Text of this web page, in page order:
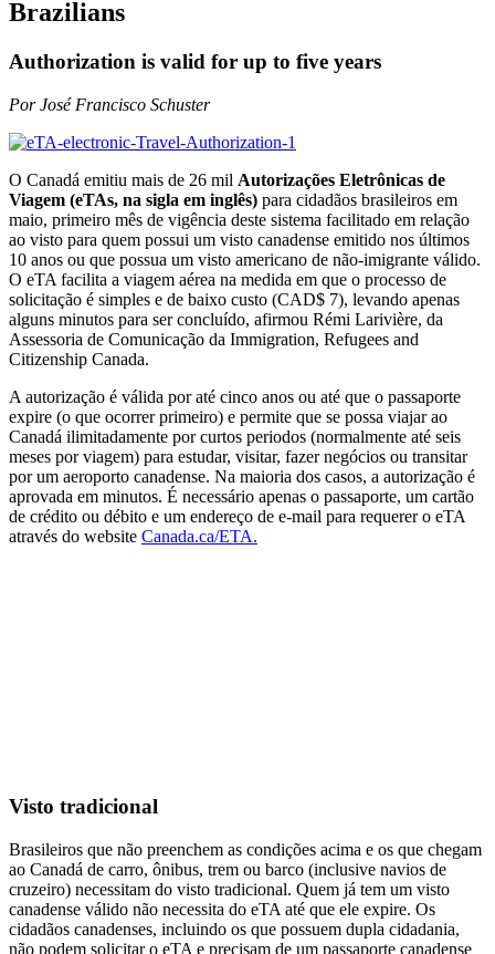
Brazilians
Authorization is valid for up to five years
Por José Francisco Schuster
O Canadá emitiu mais de 26 mil Autorizações Eletrônicas de
Viagem (eTAs, na sigla em inglês) para cidadãos brasileiros em
maio, primeiro mês de vigência deste sistema facilitado em relação
ao visto para quem possui um visto canadense emitido nos últimos
10 anos ou que possua um visto americano de não-imigrante válido.
O eTA facilita a viagem aérea na medida em que o processo de
solicitação é simples e de baixo custo (CAD$ 7), levando apenas
alguns minutos para ser concluído, afirmou Rémi Larivière, da
Assessoria de Comunicação da Immigration, Refugees and
Citizenship Canada.
A autorização é válida por até cinco anos ou até que o passaporte
expire (o que ocorrer primeiro) e permite que se possa viajar ao
Canadá ilimitadamente por curtos periodos (normalmente até seis
meses por viagem) para estudar, visitar, fazer negócios ou transitar
por um aeroporto canadense. Na maioria dos casos, a autorização é
aprovada em minutos. É necessário apenas o passaporte, um cartão
de crédito ou débito e um endereço de e-mail para requerer o eTA
através do website Canada.ca/ETA.
Visto tradicional
Brasileiros que não preenchem as condições acima e os que chegam
ao Canadá de carro, ônibus, trem ou barco (inclusive navios de
cruzeiro) necessitam do visto tradicional. Quem já tem um visto
canadense válido não necessita do eTA até que ele expire. Os
cidadãos canadenses, incluindo os que possuem dupla cidadania,
não podem solicitar o eTA e precisam de um passaporte canadense